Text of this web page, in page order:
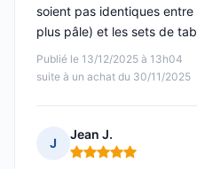
Publié le 13/12/2025 à 13h04
suite à un achat du 30/11/2025
soient pas identiques
plus pâle) et les sets de
J
Jean J.
Note : 5 sur 5